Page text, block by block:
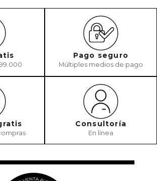
Pago seguro
Múltiples medios de pago
Consultoría
En línea